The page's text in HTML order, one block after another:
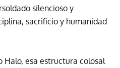
silencioso y
sacrificio y humanidad
esa estructura colosal